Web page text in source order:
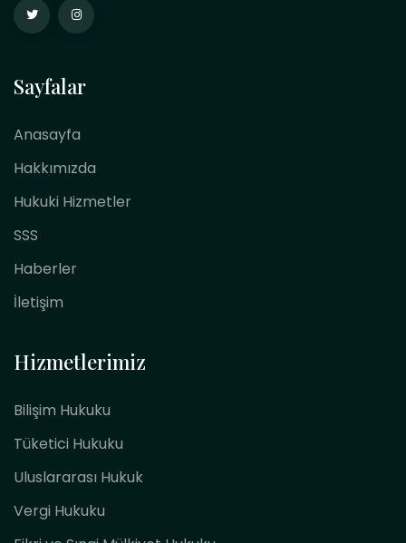
Sayfalar
Anasayfa
Hakkımızda
Hukuki Hizmetler
SSS
Haberler
İletişim
Hizmetlerimiz
Bilişim Hukuku
Tüketici Hukuku
Uluslararası Hukuk
Vergi Hukuku